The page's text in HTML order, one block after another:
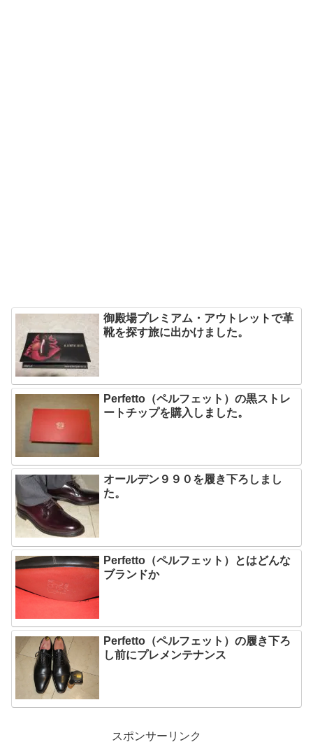
御殿場プレミアム・アウトレットで革
靴を探す旅に出かけました。
Perfetto（ペルフェット）の黒ストレ
ートチップを購入しました。
オールデン９９０を履き下ろしまし
た。
Perfetto（ペルフェット）とはどんな
ブランドか
Perfetto（ペルフェット）の履き下ろ
し前にプレメンテナンス
スポンサーリンク